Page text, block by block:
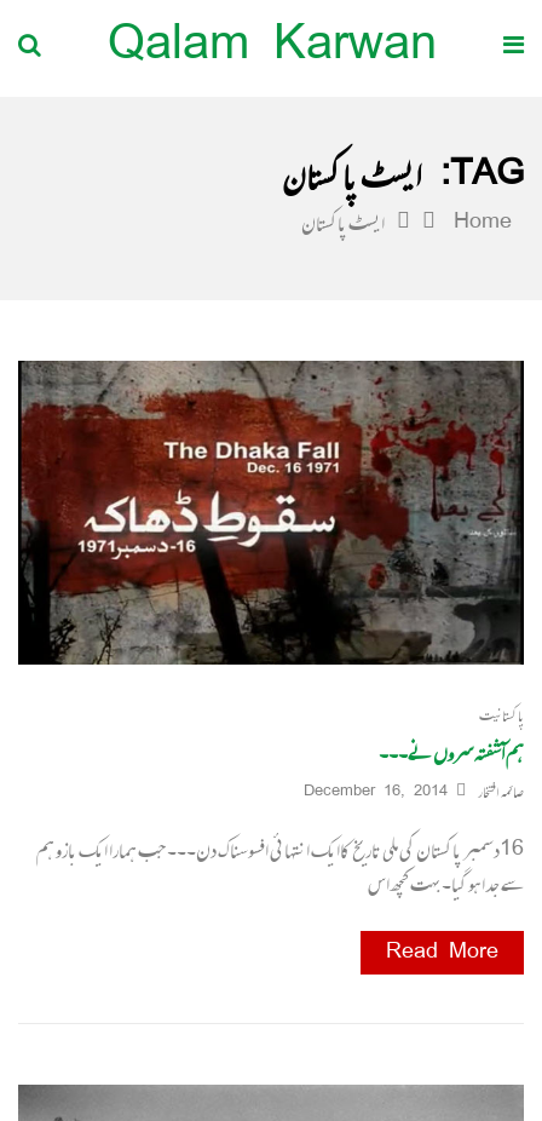
Qalam Karwan
TAG: ایسٹ پاکستان
Home ایسٹ پاکستان
پاکستانیت
ہم آشفتہ سروں نے۔۔۔
صائمہ افتخار December 16, 2014
16دسمبر پاکستان کی ملی تاریخ کاایک انتہائی افسوسناک دن۔۔۔ جب ہمارا ایک بازو ہم
سے جدا ہو گیا۔بہت کچھ اس
Read More